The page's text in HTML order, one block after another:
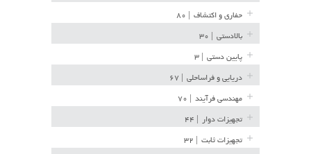
حفاری و اکتشاف
بالادستی
پایین دستی
دریایی و فراساحلی
مهندسی فرآیند
تجهیزات دوار
تجهیزات ثابت